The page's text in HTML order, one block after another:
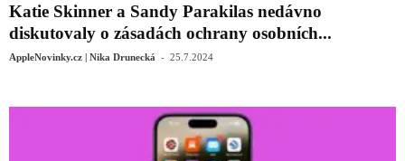
Katie Skinner a Sandy Parakilas nedávno
diskutovaly o zásadách ochrany osobních...
AppleNovinky.cz | Nika Drunecká - 25.7.2024